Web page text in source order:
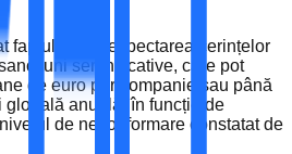
faptul că nerespectarea cerințelor
semnificative, care pot
de euro per companie sau până
globală anuală, în funcție de
de neconformare constatat de